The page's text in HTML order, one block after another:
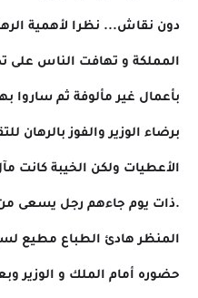
دون نقاش... نظرا لأهمية
المملكة و تهافت الناس على
بأعمال غير مألوفة ثم ساروا
برضاء الوزير والفوز بالرهان
الأعطيات ولكن الخيبة كانت
.ذات يوم جاءهم رجل يسعى
المنظر هادئ الطباع مطيع
حضوره أمام الملك و الوزير